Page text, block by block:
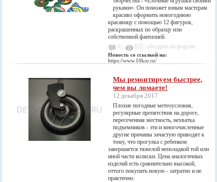
руками». Он поможет юным мастерам
красиво оформить новогоднюю
красавицу с помощью 12 фигурок,
раскрашенных по образцу или
собственной фантазией.
0 |
632 |обсудить на форуме
Новость со ссылкой на:
https://www.10kor.ru/
Мы ремонтируем быстрее,
чем вы ломаете!
12 декабря 2017
Плохие погодные метеоусловия,
регулярные препятствия на дороге,
пересеченная местность, нехватка
подъемников - эти и многочисленные
другие причины зачастую приводят к
тому, что прогулка с ребенком
завершается тяжелой неполадкой той или
иной части коляски. Цена аналогичных
изделий есть сравнительно высокой,
оттого покупать новую - затратно и не
практично.